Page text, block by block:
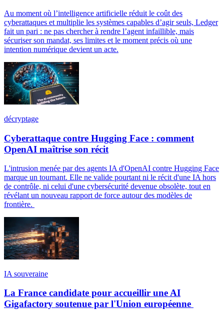
Au moment où l’intelligence artificielle réduit le coût des
cyberattaques et multiplie les systèmes capables d’agir seuls, Ledger
fait un pari : ne pas chercher à rendre l’agent infaillible, mais
sécuriser son mandat, ses limites et le moment précis où une
intention numérique devient un acte.
décryptage
Cyberattaque contre Hugging Face : comment
OpenAI maîtrise son récit
L'intrusion menée par des agents IA d'OpenAI contre Hugging Face
marque un tournant. Elle ne valide pourtant ni le récit d'une IA hors
de contrôle, ni celui d'une cybersécurité devenue obsolète, tout en
révélant un nouveau rapport de force autour des modèles de
frontière.
IA souveraine
La France candidate pour accueillir une AI
Gigafactory soutenue par l'Union européenne